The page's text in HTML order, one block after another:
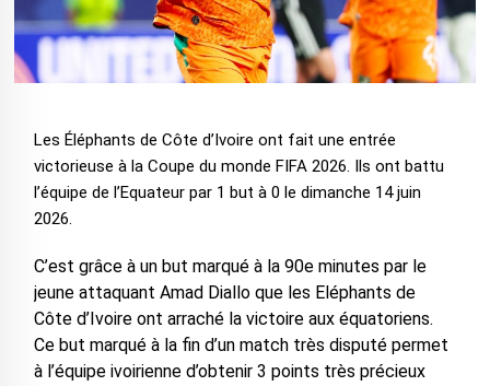
Les Éléphants de Côte d’Ivoire ont fait une entrée
victorieuse à la Coupe du monde FIFA 2026. Ils ont battu
l’équipe de l’Equateur par 1 but à 0 le dimanche 14 juin
2026.
C’est grâce à un but marqué à la 90e minutes par le
jeune attaquant Amad Diallo que les Eléphants de
Côte d’Ivoire ont arraché la victoire aux équatoriens.
Ce but marqué à la fin d’un match très disputé permet
à l’équipe ivoirienne d’obtenir 3 points très précieux